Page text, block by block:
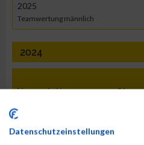
2025
Teamwertung männlich
2024
Veranstaltung Stnr
B2Run Kaiserslautern
Datenschutzeinstellungen